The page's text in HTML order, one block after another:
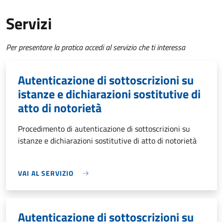
Servizi
Per presentare la pratica accedi al servizio che ti interessa
Autenticazione di sottoscrizioni su
istanze e dichiarazioni sostitutive di
atto di notorietà
Procedimento di autenticazione di sottoscrizioni su
istanze e dichiarazioni sostitutive di atto di notorietà
VAI AL SERVIZIO
Autenticazione di sottoscrizioni su